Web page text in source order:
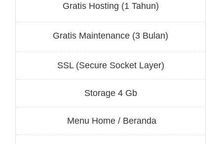
Gratis Hosting (1 Tahun)
Gratis Maintenance (3 Bulan)
SSL (Secure Socket Layer)
Storage 4 Gb
Menu Home / Beranda